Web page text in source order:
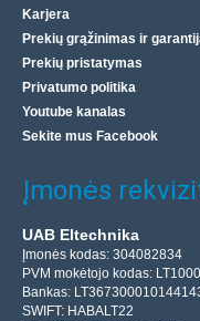
Karjera
Prekių grąžinimas ir
Prekių pristatymas
Privatumo politika
Youtube kanalas
Sekite mus Facebook
Įmonės
UAB Eltechnika
Įmonės kodas: 304082834
PVM mokėtojo kodas:
Bankas:
SWIFT: HABALT22